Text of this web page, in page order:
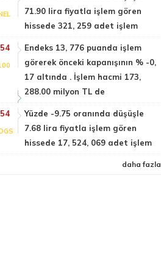
71.90 lira fiyatla işlem gören
hissede 321, 259 adet işlem
Endeks 13, 776 puanda işlem
görerek önceki kapanışının % -0,
17 altında . İşlem hacmi 173,
288.00 milyon TL de
Yüzde -9.75 oranında düşüşle
7.68 lira fiyatla işlem gören
hissede 17, 524, 069 adet işlem
daha fazla